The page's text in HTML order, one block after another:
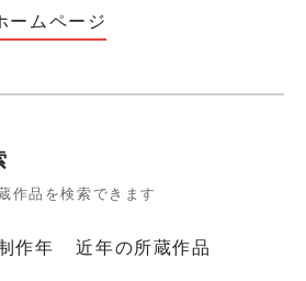
ームページ
作品を検索できます
作年
近年の所蔵作品